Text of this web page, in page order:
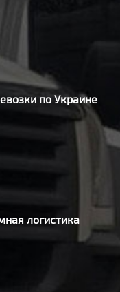
по Украине
логистика